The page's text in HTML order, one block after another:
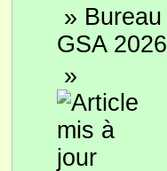
» Bureau
GSA 2026
»